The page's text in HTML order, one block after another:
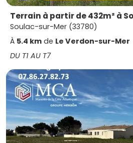
Terrain à partir de 432m² à
Soulac-sur-Mer (33780)
À 5.4 km de Le Verdon-sur-Mer
DU T1 AU T7